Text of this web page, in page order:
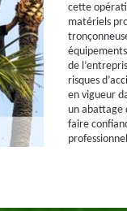
cette
matériels
de
risques
en vigueur
un abattage
faire